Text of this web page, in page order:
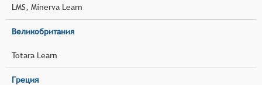
LMS, Minerva Learn
Великобритания
Totara Learn
Греция